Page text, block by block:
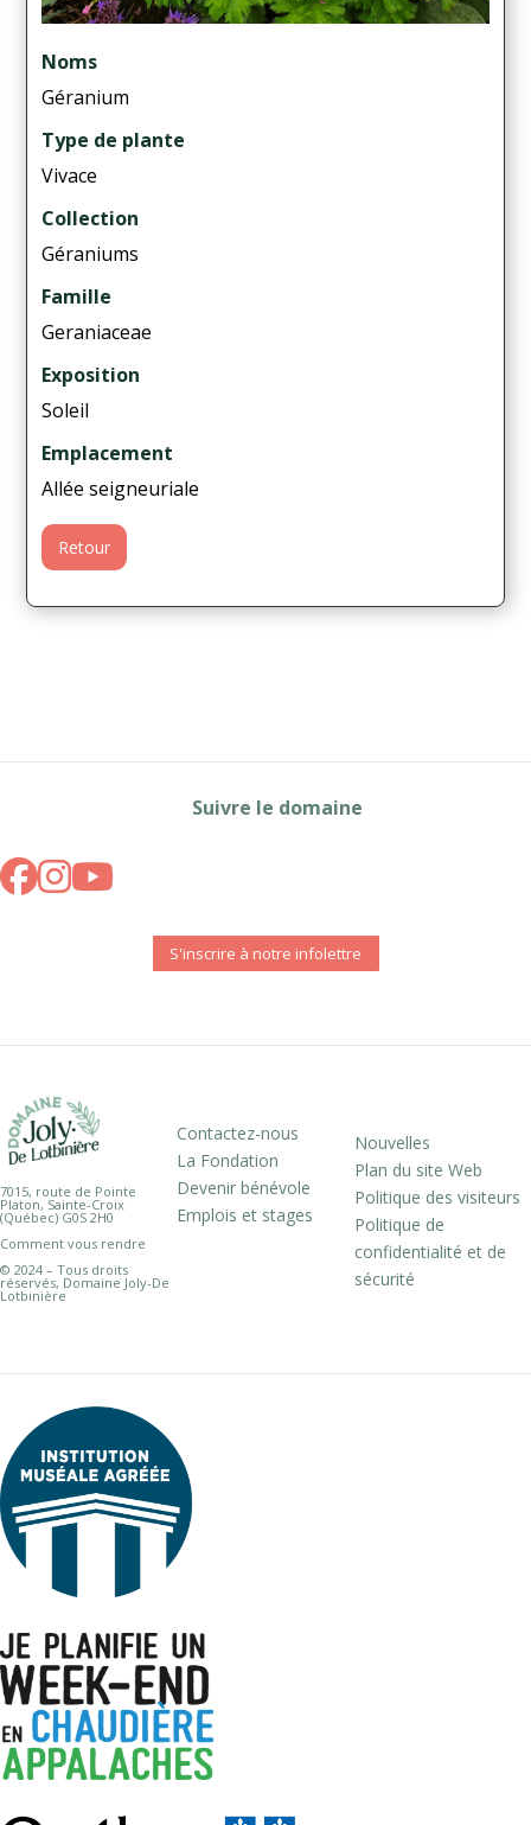
Noms
Géranium
Type de plante
Vivace
Collection
Géraniums
Famille
Geraniaceae
Exposition
Soleil
Emplacement
Allée seigneuriale
Retour
Suivre le domaine
S'inscrire à notre infolettre
7015, route de Pointe
Platon, Sainte-Croix
(Québec) G0S 2H0
Comment vous rendre
© 2024 – Tous droits
réservés, Domaine Joly-De
Lotbinière
Contactez-nous
La Fondation
Devenir bénévole
Emplois et stages
Nouvelles
Plan du site Web
Politique des visiteurs
Politique de
confidentialité et de
sécurité